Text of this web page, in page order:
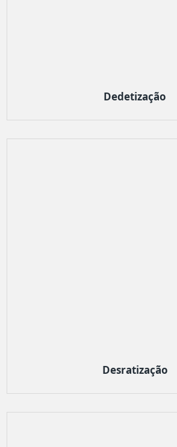
Dedetização
Desratização